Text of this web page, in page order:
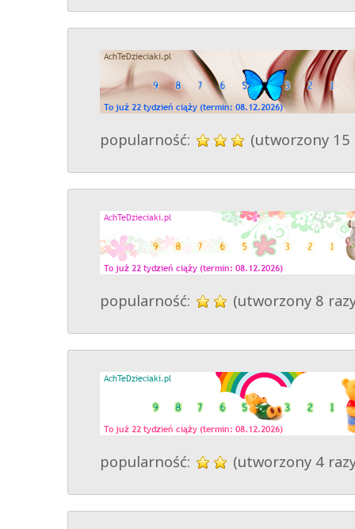
popularność: (utworzony 15
popularność: (utworzony 8
popularność: (utworzony 4